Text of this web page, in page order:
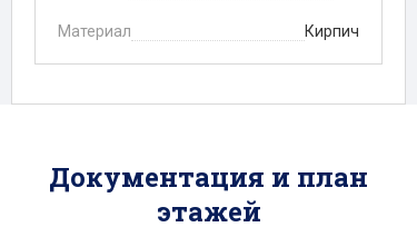
Материал Кирпич
Документация и план
этажей